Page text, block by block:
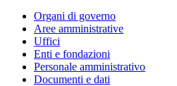
Organi di governo
Aree amministrative
Uffici
Enti e fondazioni
Personale amministrativo
Documenti e dati